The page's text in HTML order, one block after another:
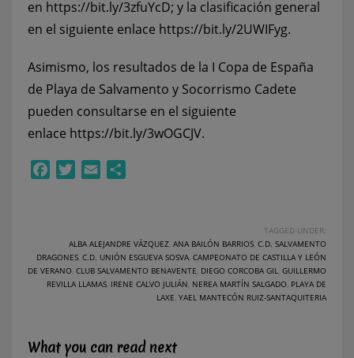
en https://bit.ly/3zfuYcD; y la clasificación general
en el siguiente enlace https://bit.ly/2UWIFyg.
Asimismo, los resultados de la I Copa de España
de Playa de Salvamento y Socorrismo Cadete
pueden consultarse en el siguiente
enlace https://bit.ly/3wOGCJV.
FacebookTwitterEmail
TAGGED UNDER:
ALBA ALEJANDRE VÁZQUEZ, ANA BAILÓN BARRIOS, C.D. SALVAMENTO
DRAGONES, C.D. UNIÓN ESGUEVA SOSVA, CAMPEONATO DE CASTILLA Y LEÓN
DE VERANO, CLUB SALVAMENTO BENAVENTE, DIEGO CORCOBA GIL, GUILLERMO
REVILLA LLAMAS, IRENE CALVO JULIÁN, NEREA MARTÍN SALGADO, PLAYA DE
LAXE, YAEL MANTECÓN RUIZ-SANTAQUITERIA
What you can read next